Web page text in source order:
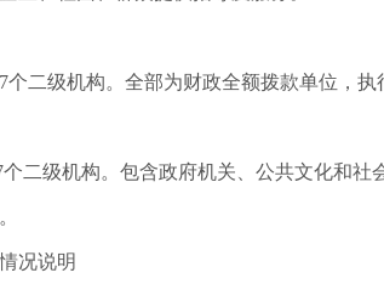
7个二级机构。全部为财政全额拨款单位，执
个二级机构。包含政府机关、公共文化和社
况说明